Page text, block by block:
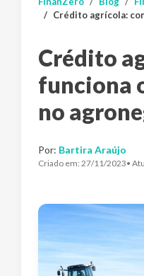
Crédito agrícola: como funciona o
Crédito
funciona
no
Por: Bartira Araújo
Criado em: 27/11/2023•